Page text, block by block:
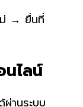
ม่ → ยื่นที่
นไลน์
านระบบ